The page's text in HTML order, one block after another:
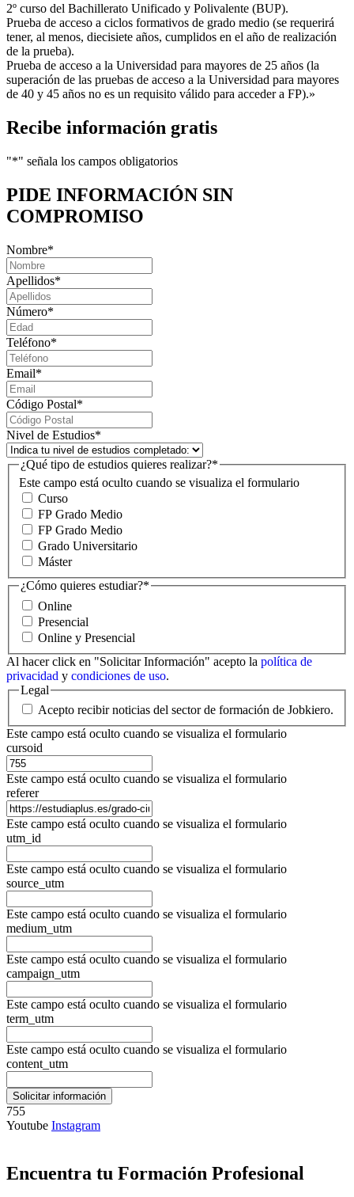
2º curso del Bachillerato Unificado y Polivalente (BUP).
Prueba de acceso a ciclos formativos de grado medio (se requerirá
tener, al menos, diecisiete años, cumplidos en el año de realización
de la prueba).
Prueba de acceso a la Universidad para mayores de 25 años (la
superación de las pruebas de acceso a la Universidad para mayores
de 40 y 45 años no es un requisito válido para acceder a FP).»
Recibe información gratis
"*" señala los campos obligatorios
PIDE INFORMACIÓN SIN
COMPROMISO
Nombre*
Apellidos*
Número*
Teléfono*
Email*
Código Postal*
Nivel de Estudios*
Este campo está oculto cuando se visualiza el formulario
¿Qué tipo de estudios quieres realizar?*
Curso
FP Grado Medio
FP Grado Medio
Grado Universitario
Máster
¿Cómo quieres estudiar?*
Online
Presencial
Online y Presencial
Al hacer click en "Solicitar Información" acepto la política de
privacidad y condiciones de uso.
Legal
Acepto recibir noticias del sector de formación de Jobkiero.
Este campo está oculto cuando se visualiza el formulario
cursoid
Este campo está oculto cuando se visualiza el formulario
referer
Este campo está oculto cuando se visualiza el formulario
utm_id
Este campo está oculto cuando se visualiza el formulario
source_utm
Este campo está oculto cuando se visualiza el formulario
medium_utm
Este campo está oculto cuando se visualiza el formulario
campaign_utm
Este campo está oculto cuando se visualiza el formulario
term_utm
Este campo está oculto cuando se visualiza el formulario
content_utm
755
Youtube Instagram
Encuentra tu Formación Profesional